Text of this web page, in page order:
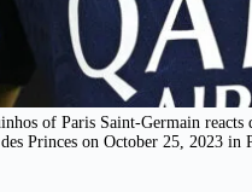
of Paris Saint-Germain
des Princes on October 25, 2023 in